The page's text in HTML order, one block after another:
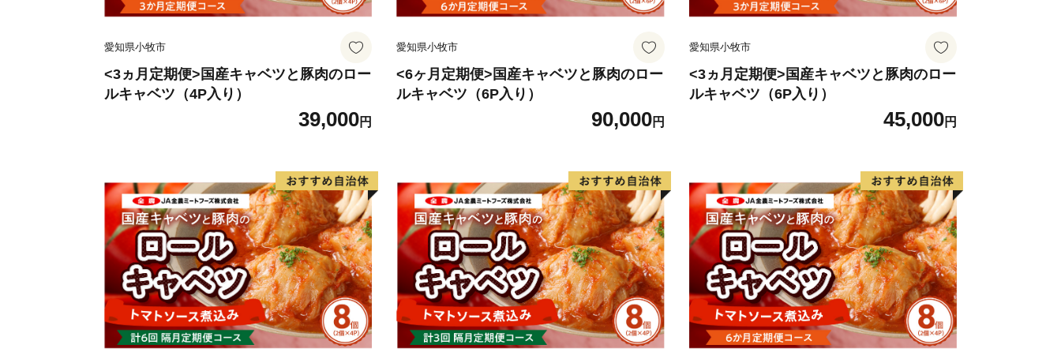
愛知県小牧市
<3ヵ月定期便>国産キャベツと豚肉のロー
ルキャベツ（4P入り）
39,000円
愛知県小牧市
<6ヶ月定期便>国産キャベツと豚肉のロー
ルキャベツ（6P入り）
90,000円
愛知県小牧市
<3ヵ月定期便>国産キャベツと豚肉のロー
ルキャベツ（6P入り）
45,000円